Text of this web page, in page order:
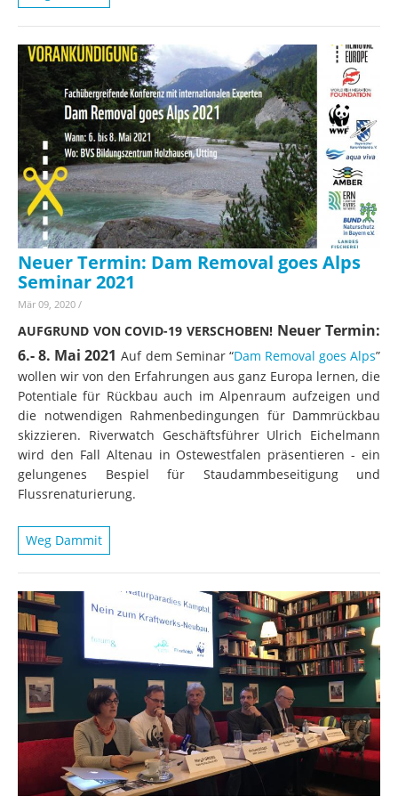
Neuer Termin: Dam Removal goes Alps
Seminar 2021
Mär 09, 2020 /
AUFGRUND VON COVID-19 VERSCHOBEN! Neuer Termin:
6.- 8. Mai 2021 Auf dem Seminar “Dam Removal goes Alps”
wollen wir von den Erfahrungen aus ganz Europa lernen, die
Potentiale für Rückbau auch im Alpenraum aufzeigen und
die notwendigen Rahmenbedingungen für Dammrückbau
skizzieren. Riverwatch Geschäftsführer Ulrich Eichelmann
wird den Fall Altenau in Ostewestfalen präsentieren - ein
gelungenes Bespiel für Staudammbeseitigung und
Flussrenaturierung.
Weg Dammit